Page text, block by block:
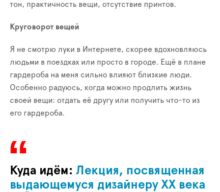
тон, практичность вещи, отсутствие принтов.
Круговорот вещей
Я не смотрю луки в Интернете, скорее вдохновляюсь
людьми в поездках или просто в городе. Ещё в плане
гардероба на меня сильно влияют близкие люди.
Особенно радуюсь, когда можно продлить жизнь
своей вещи: отдать её другу или получить что-то из
его гардероба.
Куда идём: Лекция, посвященная
выдающемуся дизайнеру XX века